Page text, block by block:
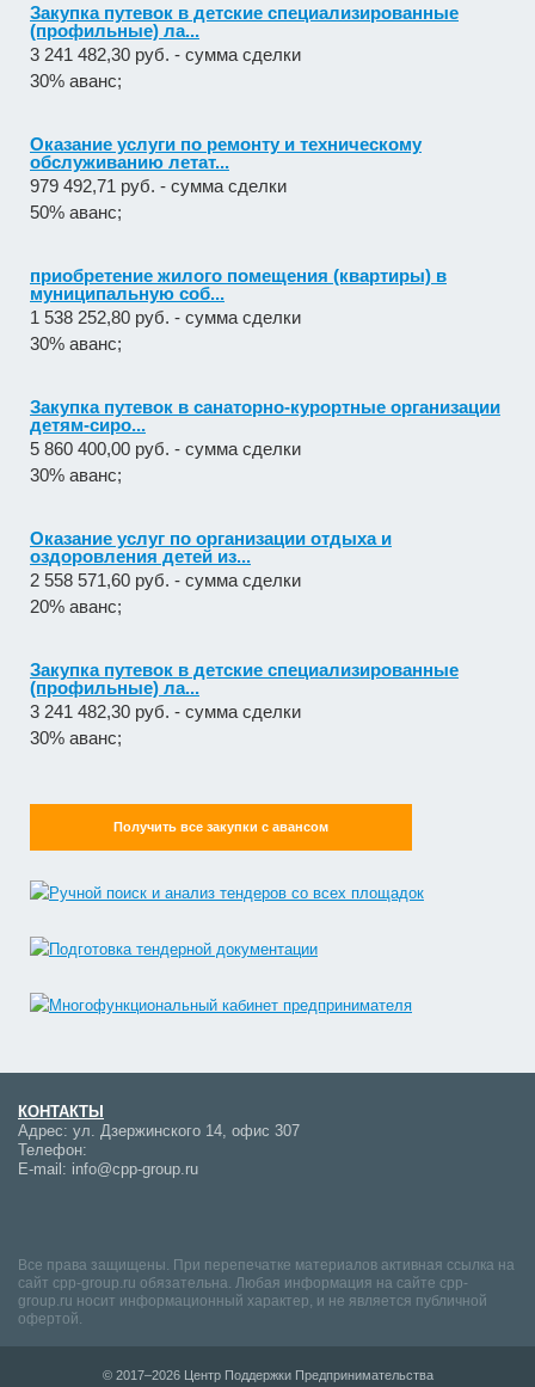
Закупка путевок в детские специализированные
(профильные) ла...
3 241 482,30 руб. - сумма сделки
30% аванс;
Оказание услуги по ремонту и техническому
обслуживанию летат...
979 492,71 руб. - сумма сделки
50% аванс;
приобретение жилого помещения (квартиры) в
муниципальную соб...
1 538 252,80 руб. - сумма сделки
30% аванс;
Закупка путевок в санаторно-курортные организации
детям-сиро...
5 860 400,00 руб. - сумма сделки
30% аванс;
Оказание услуг по организации отдыха и
оздоровления детей из...
2 558 571,60 руб. - сумма сделки
20% аванс;
Закупка путевок в детские специализированные
(профильные) ла...
3 241 482,30 руб. - сумма сделки
30% аванс;
Получить все закупки с авансом
КОНТАКТЫ
Адрес: ул. Дзержинского 14, офис 307
Телефон:
E-mail: info@cpp-group.ru
Все права защищены. При перепечатке материалов активная ссылка на
сайт cpp-group.ru обязательна. Любая информация на сайте cpp-
group.ru носит информационный характер, и не является публичной
офертой.
© 2017–2026 Центр Поддержки Предпринимательства